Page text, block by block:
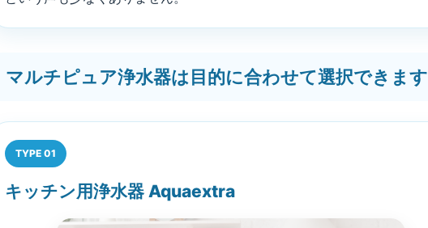
マルチピュア浄水器は目的に合わせて選択できます
TYPE 01
キッチン用浄水器 Aquaextra